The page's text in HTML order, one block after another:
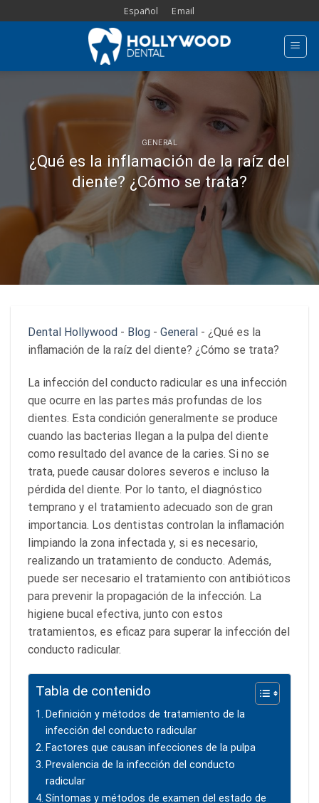
to
Español Email
GENERAL
¿Qué es la inflamación de la raíz del
diente? ¿Cómo se trata?
Dental Hollywood - Blog - General - ¿Qué es la
inflamación de la raíz del diente? ¿Cómo se trata?
La infección del conducto radicular es una infección
que ocurre en las partes más profundas de los
dientes. Esta condición generalmente se produce
cuando las bacterias llegan a la pulpa del diente
como resultado del avance de la caries. Si no se
trata, puede causar dolores severos e incluso la
pérdida del diente. Por lo tanto, el diagnóstico
temprano y el tratamiento adecuado son de gran
importancia. Los dentistas controlan la inflamación
limpiando la zona infectada y, si es necesario,
realizando un tratamiento de conducto. Además,
puede ser necesario el tratamiento con antibióticos
para prevenir la propagación de la infección. La
higiene bucal efectiva, junto con estos
tratamientos, es eficaz para superar la infección del
conducto radicular.
Tabla de contenido
Definición y métodos de tratamiento de la
infección del conducto radicular
Factores que causan infecciones de la pulpa
Prevalencia de la infección del conducto
radicular
Síntomas y métodos de examen del estado de